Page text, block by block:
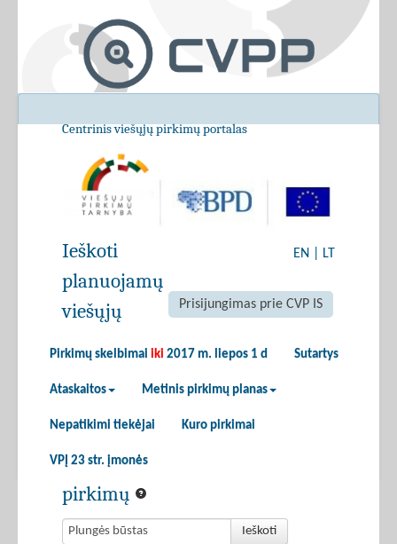
Centrinis viešųjų pirkimų portalas
EN LT
Prisijungimas prie CVP IS
Pirkimų skelbimai iki 2017 m. liepos 1 d Sutartys
Ataskaitos Metinis pirkimų planas
Nepatikimi tiekėjai Kuro pirkimai
VPĮ 23 str. įmonės
Ieškoti
planuojamų
viešųjų
pirkimų
Ieškoti